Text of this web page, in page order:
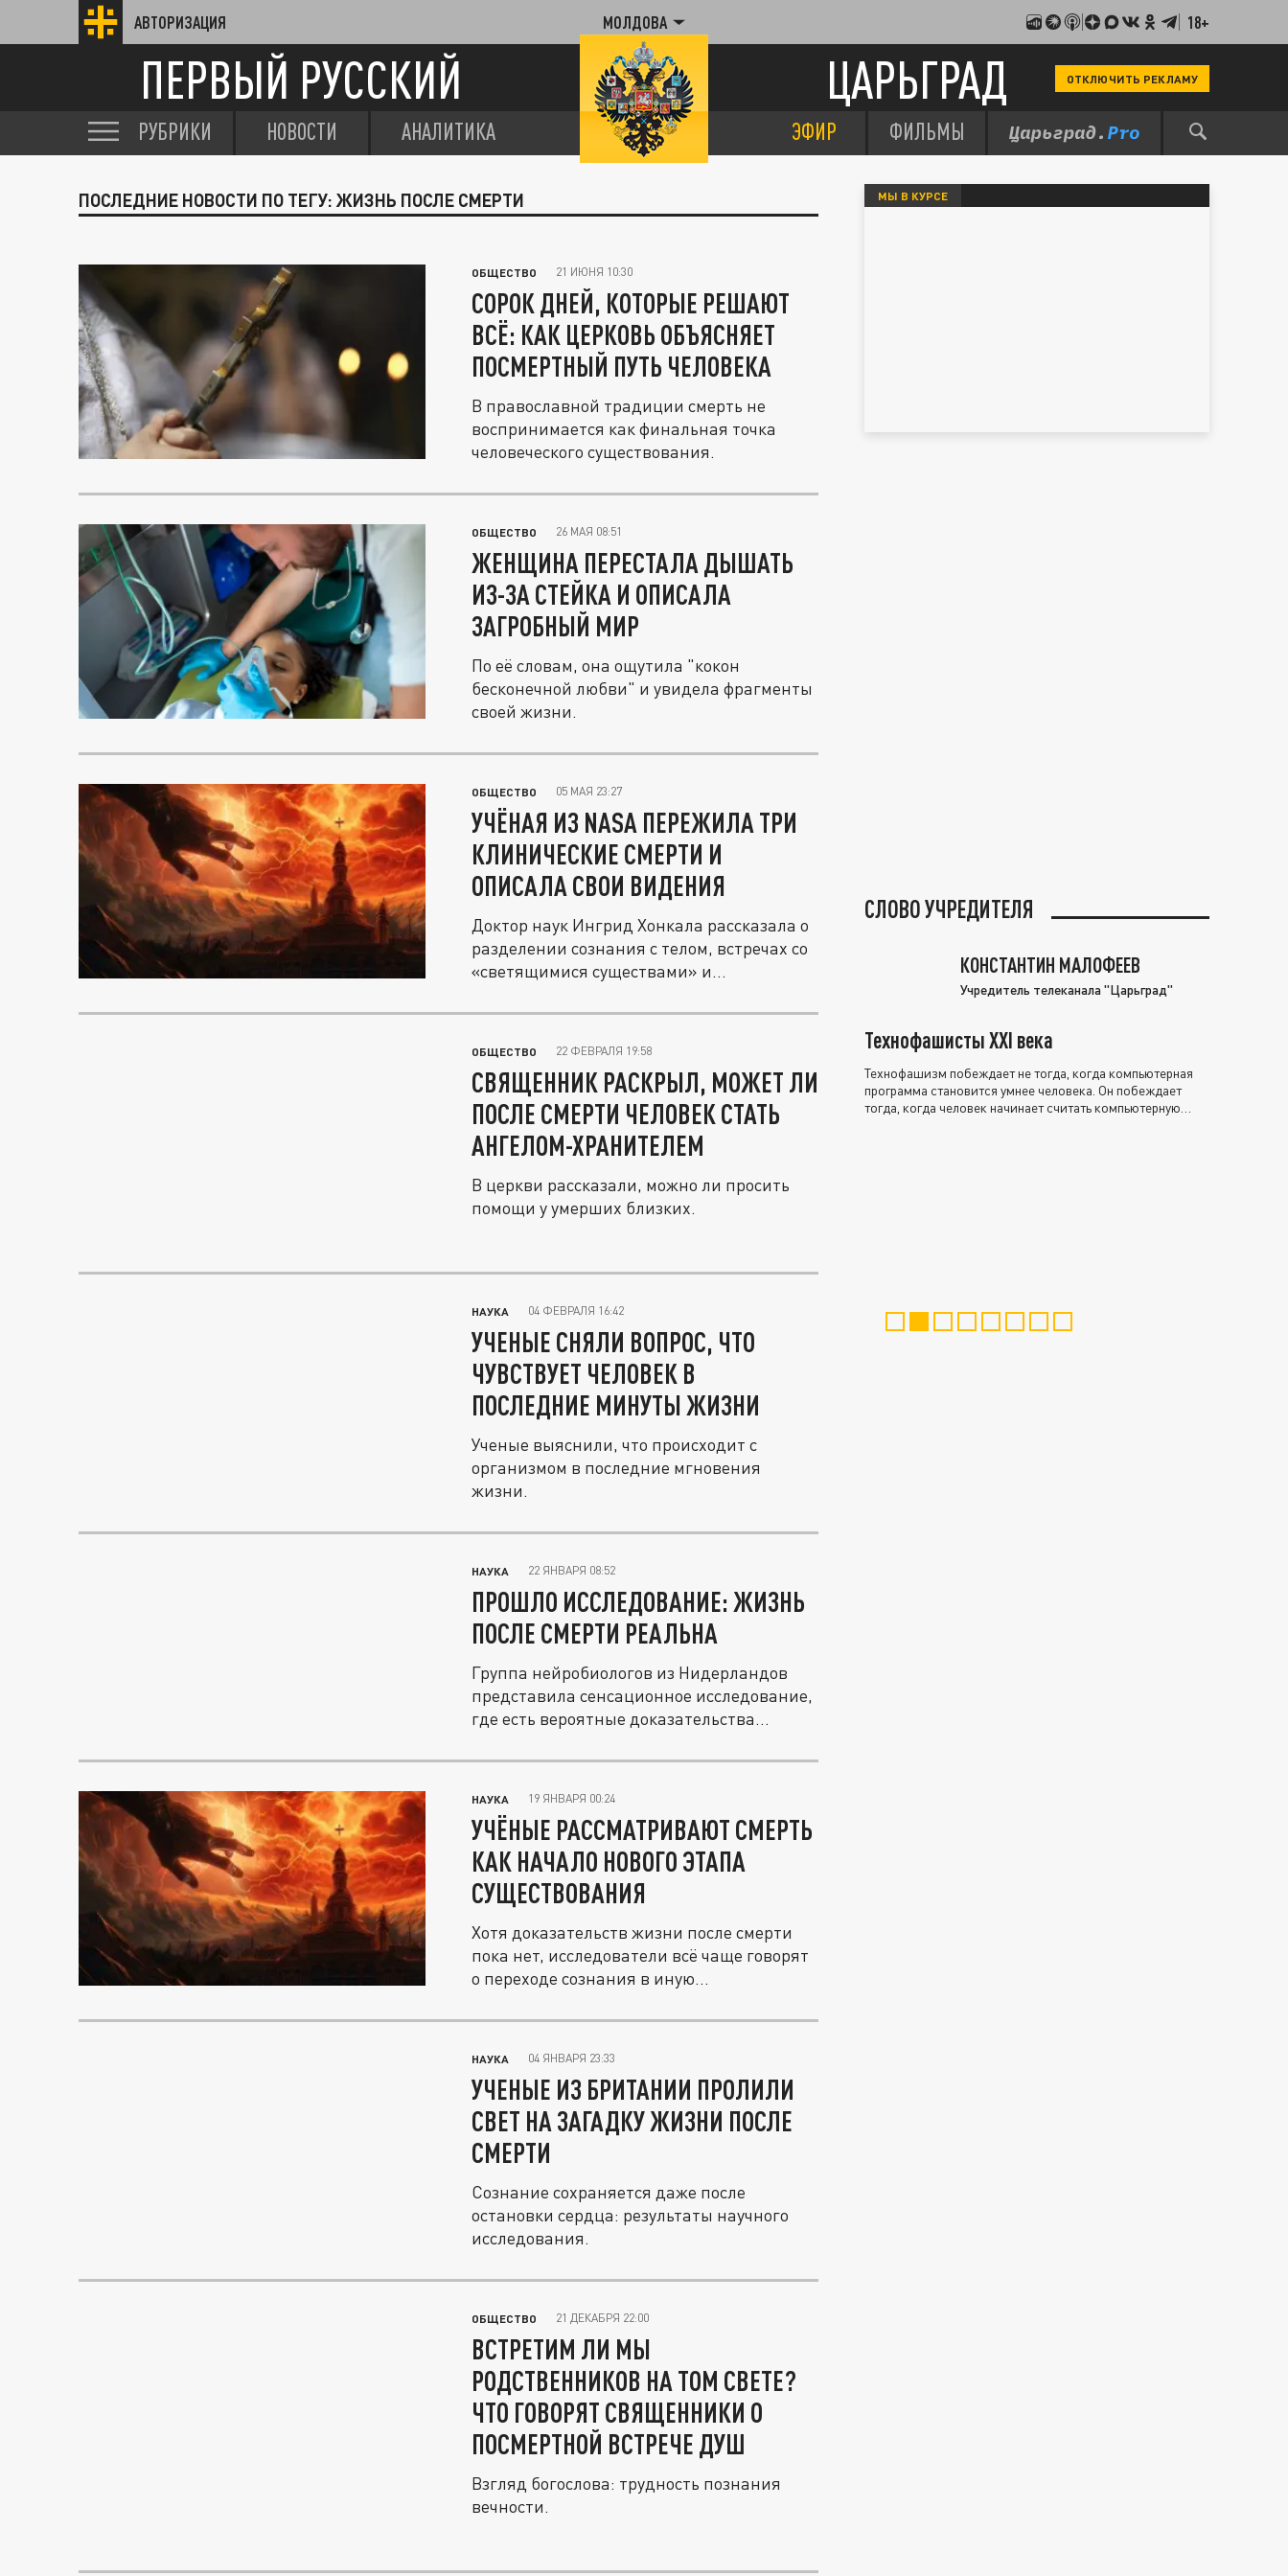
АВТОРИЗАЦИЯ МОЛДОВА 18+
ПЕРВЫЙ РУССКИЙ ЦАРЬГРАД ОТКЛЮЧИТЬ РЕКЛАМУ
РУБРИКИ НОВОСТИ АНАЛИТИКА ЭФИР ФИЛЬМЫ
ПОСЛЕДНИЕ НОВОСТИ ПО ТЕГУ: ЖИЗНЬ ПОСЛЕ СМЕРТИ
ОБЩЕСТВО 21 ИЮНЯ 10:30
СОРОК ДНЕЙ, КОТОРЫЕ РЕШАЮТ
ВСЁ: КАК ЦЕРКОВЬ ОБЪЯСНЯЕТ
ПОСМЕРТНЫЙ ПУТЬ ЧЕЛОВЕКА
В православной традиции смерть не
воспринимается как финальная точка
человеческого существования.
ОБЩЕСТВО 26 МАЯ 08:51
ЖЕНЩИНА ПЕРЕСТАЛА ДЫШАТЬ
ИЗ-ЗА СТЕЙКА И ОПИСАЛА
ЗАГРОБНЫЙ МИР
По её словам, она ощутила "кокон
бесконечной любви" и увидела фрагменты
своей жизни.
ОБЩЕСТВО 05 МАЯ 23:27
УЧЁНАЯ ИЗ NASA ПЕРЕЖИЛА ТРИ
КЛИНИЧЕСКИЕ СМЕРТИ И
ОПИСАЛА СВОИ ВИДЕНИЯ
Доктор наук Ингрид Хонкала рассказала о
разделении сознания с телом, встречах со
«светящимися существами» и...
ОБЩЕСТВО 22 ФЕВРАЛЯ 19:58
СВЯЩЕННИК РАСКРЫЛ, МОЖЕТ ЛИ
ПОСЛЕ СМЕРТИ ЧЕЛОВЕК СТАТЬ
АНГЕЛОМ-ХРАНИТЕЛЕМ
В церкви рассказали, можно ли просить
помощи у умерших близких.
НАУКА 04 ФЕВРАЛЯ 16:42
УЧЕНЫЕ СНЯЛИ ВОПРОС, ЧТО
ЧУВСТВУЕТ ЧЕЛОВЕК В
ПОСЛЕДНИЕ МИНУТЫ ЖИЗНИ
Ученые выяснили, что происходит с
организмом в последние мгновения
жизни.
НАУКА 22 ЯНВАРЯ 08:52
ПРОШЛО ИССЛЕДОВАНИЕ: ЖИЗНЬ
ПОСЛЕ СМЕРТИ РЕАЛЬНА
Группа нейробиологов из Нидерландов
представила сенсационное исследование,
где есть вероятные доказательства...
НАУКА 19 ЯНВАРЯ 00:24
УЧЁНЫЕ РАССМАТРИВАЮТ СМЕРТЬ
КАК НАЧАЛО НОВОГО ЭТАПА
СУЩЕСТВОВАНИЯ
Хотя доказательств жизни после смерти
пока нет, исследователи всё чаще говорят
о переходе сознания в иную...
НАУКА 04 ЯНВАРЯ 23:33
УЧЕНЫЕ ИЗ БРИТАНИИ ПРОЛИЛИ
СВЕТ НА ЗАГАДКУ ЖИЗНИ ПОСЛЕ
СМЕРТИ
Сознание сохраняется даже после
остановки сердца: результаты научного
исследования.
ОБЩЕСТВО 21 ДЕКАБРЯ 22:00
ВСТРЕТИМ ЛИ МЫ
РОДСТВЕННИКОВ НА ТОМ СВЕТЕ?
ЧТО ГОВОРЯТ СВЯЩЕННИКИ О
ПОСМЕРТНОЙ ВСТРЕЧЕ ДУШ
Взгляд богослова: трудность познания
вечности.
МЫ В КУРСЕ
СЛОВО УЧРЕДИТЕЛЯ
КОНСТАНТИН МАЛОФЕЕВ
Учредитель телеканала "Царьград"
Технофашисты XXI века
Технофашизм побеждает не тогда, когда компьютерная
программа становится умнее человека. Он побеждает
тогда, когда человек начинает считать компьютерную